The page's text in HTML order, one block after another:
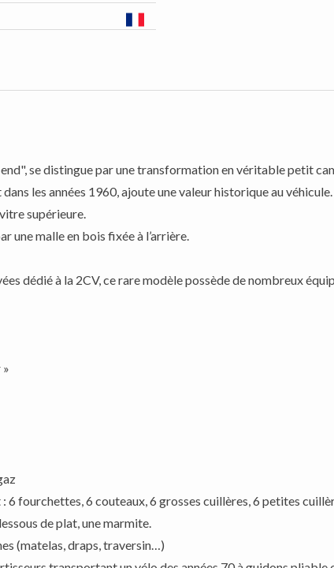
se distingue par une transformation en véritable petit
les années 1960, ajoute une valeur historique au véhicule.
supérieure.
une malle en bois fixée à l’arrière.
dédié à la 2CV, ce rare modèle possède de nombreux
: 6 fourchettes, 6 couteaux, 6 grosses cuillères, 6 petites
de plat, une marmite.
(matelas, draps, traversin…)